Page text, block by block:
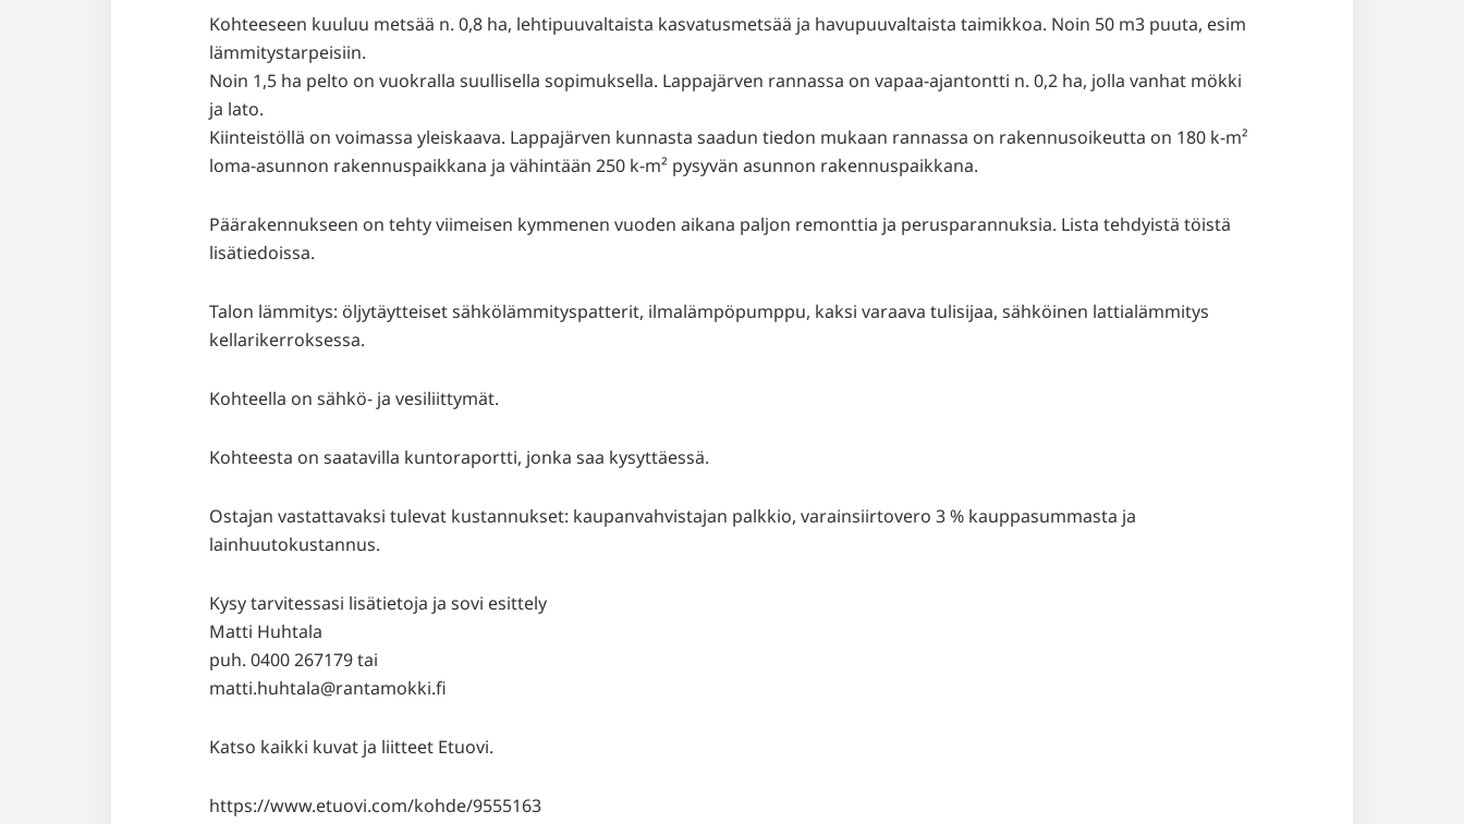
Kohteeseen kuuluu metsää n. 0,8 ha, lehtipuuvaltaista kasvatusmetsää ja havupuuvaltaista taimikkoa. Noin 50 m3 puuta, esim
lämmitystarpeisiin.
Noin 1,5 ha pelto on vuokralla suullisella sopimuksella. Lappajärven rannassa on vapaa-ajantontti n. 0,2 ha, jolla vanhat mökki
ja lato.
Kiinteistöllä on voimassa yleiskaava. Lappajärven kunnasta saadun tiedon mukaan rannassa on rakennusoikeutta on 180 k-m²
loma-asunnon rakennuspaikkana ja vähintään 250 k-m² pysyvän asunnon rakennuspaikkana.
Päärakennukseen on tehty viimeisen kymmenen vuoden aikana paljon remonttia ja perusparannuksia. Lista tehdyistä töistä
lisätiedoissa.
Talon lämmitys: öljytäytteiset sähkölämmityspatterit, ilmalämpöpumppu, kaksi varaava tulisijaa, sähköinen lattialämmitys
kellarikerroksessa.
Kohteella on sähkö- ja vesiliittymät.
Kohteesta on saatavilla kuntoraportti, jonka saa kysyttäessä.
Ostajan vastattavaksi tulevat kustannukset: kaupanvahvistajan palkkio, varainsiirtovero 3 % kauppasummasta ja
lainhuutokustannus.
Kysy tarvitessasi lisätietoja ja sovi esittely
Matti Huhtala
puh. 0400 267179 tai
matti.huhtala@rantamokki.fi
Katso kaikki kuvat ja liitteet Etuovi.
https://www.etuovi.com/kohde/9555163